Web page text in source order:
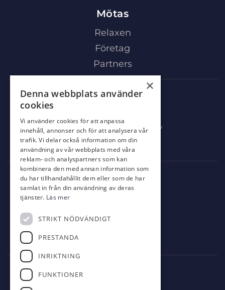
Mötas
Relaxen
Företag
Partners
Mat & Dryck
Event & festvåning VY
Bistro Bryggan
Kontakt
info@eskilstunagk.se
635 02 Eskilstuna
×
Denna webbplats använder
cookies
Vi använder cookies för att anpassa
innehåll, annonser och för att analysera vår
trafik. Vi delar också information om din
användning av vår webbplats med våra
reklam- och analyspartners som kan
kombinera den med annan information som
du har tillhandahållit dem eller som de har
samlat in från din användning av deras
tjänster. Läs mer
STRIKT NÖDVÄNDIGT
PRESTANDA
INRIKTNING
FUNKTIONER